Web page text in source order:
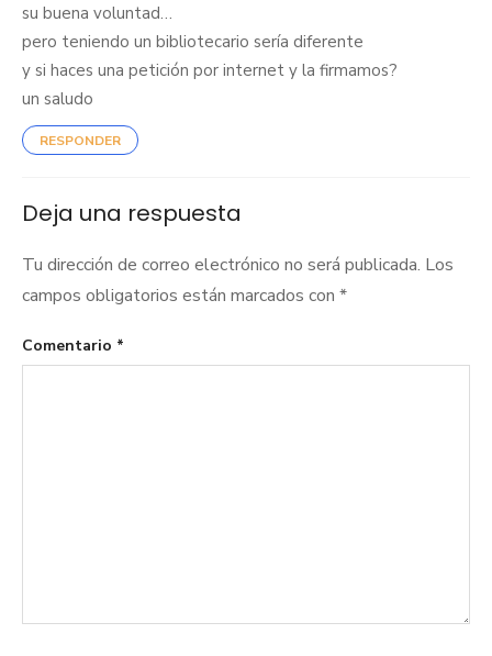
su buena voluntad…
pero teniendo un bibliotecario sería diferente
y si haces una petición por internet y la firmamos?
un saludo
RESPONDER
Deja una respuesta
Tu dirección de correo electrónico no será publicada. Los
campos obligatorios están marcados con *
Comentario *